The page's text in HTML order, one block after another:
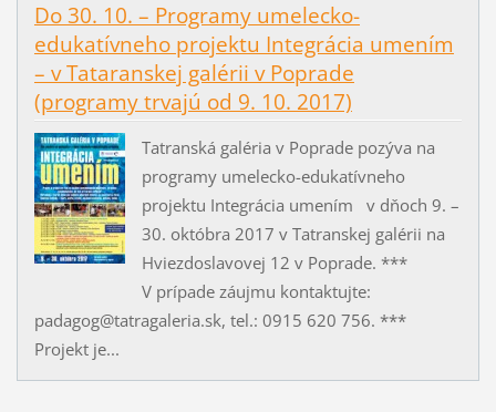
Do 30. 10. – Programy umelecko-
edukatívneho projektu Integrácia umením
– v Tataranskej galérii v Poprade
(programy trvajú od 9. 10. 2017)
Tatranská galéria v Poprade pozýva na
programy umelecko-edukatívneho
projektu Integrácia umením v dňoch 9. –
30. októbra 2017 v Tatranskej galérii na
Hviezdoslavovej 12 v Poprade. ***
V prípade záujmu kontaktujte:
padagog@tatragaleria.sk, tel.: 0915 620 756. ***
Projekt je...